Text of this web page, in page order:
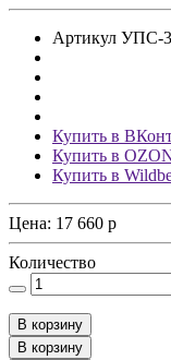
Артикул УПС-3
Купить в
Купить в
Купить в
Цена: 17 660 p
Количество
В корзину
В корзину